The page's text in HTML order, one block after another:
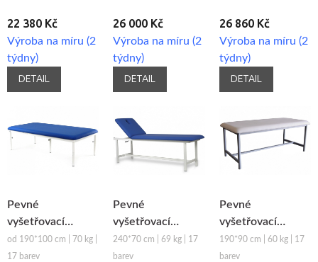
22 380 Kč
Výroba na míru (2
týdny)
DETAIL
26 000 Kč
Výroba na míru (2
týdny)
DETAIL
26 860 Kč
Výroba na míru (2
týdny)
DETAIL
Pevné
vyšetřovací
lehátko Mobercas
CDF-BOBATH-10
od 190*100 cm | 70 kg |
17 barev
Pevné
vyšetřovací
lehátko Mobercas
CF-BASKET-20
240*70 cm | 69 kg | 17
barev
Pevné
vyšetřovací
lehátko Mobercas
CF-XXL-10
190*90 cm | 60 kg | 17
barev